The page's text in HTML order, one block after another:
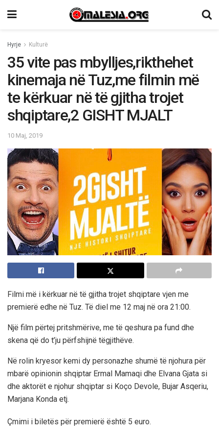
Hyrje Kulturë
35 vite pas mbylljes,rikthehet
kinemaja në Tuz,me filmin më
te kërkuar në të gjitha trojet
shqiptare,2 GISHT MJALT
10 Maj, 2019
Filmi më i kërkuar në të gjitha trojet shqiptare vjen me
premierë edhe në Tuz. Të diel me 12 maj në ora 21:00.
Një film përtej pritshmërive, me të qeshura pa fund dhe
skena që do t’ju përfshijnë tëgjithëve.
Në rolin kryesor kemi dy personazhe shumë të njohura për
mbarë opinionin shqiptar Ermal Mamaqi dhe Elvana Gjata si
dhe aktorët e njohur shqiptar si Koço Devole, Bujar Asqeriu,
Marjana Konda etj.
Çmimi i biletës për premierë është 5 euro.